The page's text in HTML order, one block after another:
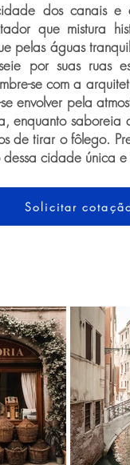
dos canais e
que mistura
pelas águas
por suas ruas
se com a
envolver pela
enquanto
de tirar o fôlego.
cidade única e
Solicitar